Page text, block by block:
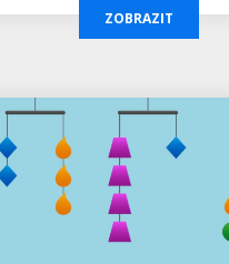
ZOBRAZIT